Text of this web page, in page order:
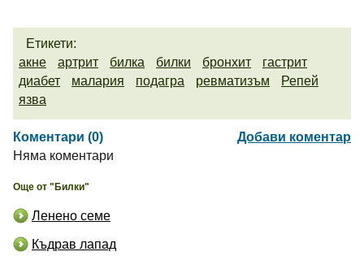
Етикети:
акне
артрит билка билки бронхит
гастрит
диабет
малария подагра ревматизъм
Репей
язва
Коментари (0)
Добави коментар
Няма коментари
Още от "Билки"
Ленено семе
Къдрав лапад